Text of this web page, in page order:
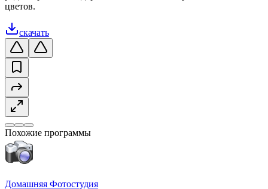
цветов.
скачать
Похожие программы
Домашняя Фотостудия